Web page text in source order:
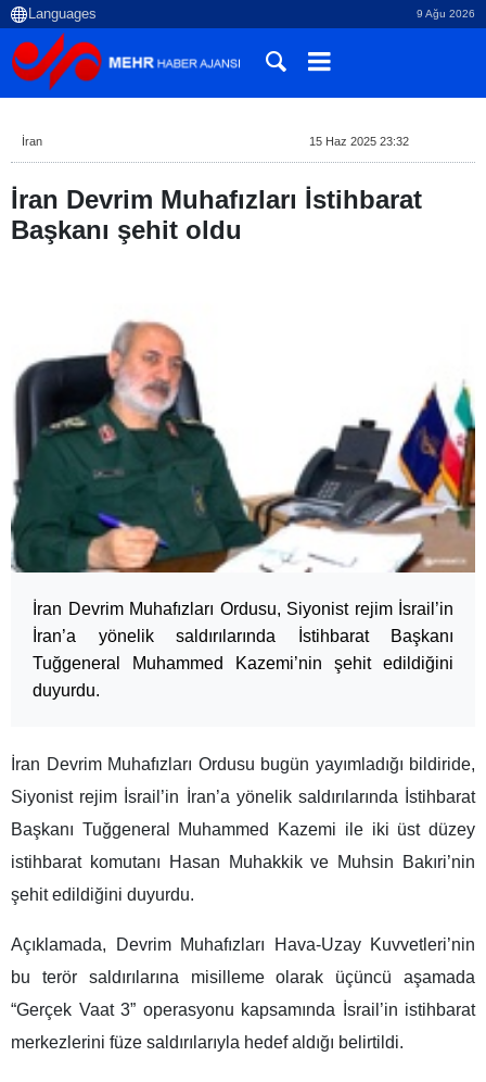
9 Ağu 2026
İran 15 Haz 2025 23:32
İran Devrim Muhafızları İstihbarat
Başkanı şehit oldu
İran Devrim Muhafızları Ordusu, Siyonist rejim İsrail’in
İran’a yönelik saldırılarında İstihbarat Başkanı
Tuğgeneral Muhammed Kazemi’nin şehit edildiğini
duyurdu.
İran Devrim Muhafızları Ordusu bugün yayımladığı bildiride,
Siyonist rejim İsrail’in İran’a yönelik saldırılarında İstihbarat
Başkanı Tuğgeneral Muhammed Kazemi ile iki üst düzey
istihbarat komutanı Hasan Muhakkik ve Muhsin Bakıri’nin
şehit edildiğini duyurdu.
Açıklamada, Devrim Muhafızları Hava-Uzay Kuvvetleri’nin
bu terör saldırılarına misilleme olarak üçüncü aşamada
“Gerçek Vaat 3” operasyonu kapsamında İsrail’in istihbarat
merkezlerini füze saldırılarıyla hedef aldığı belirtildi.